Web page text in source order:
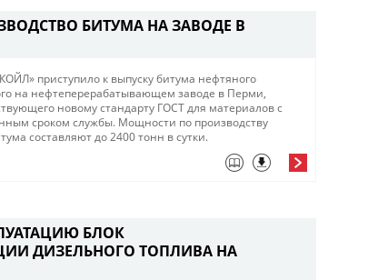
БИТУМА НА ЗАВОДЕ В
приступило к выпуску битума нефтяного
на нефтеперерабатывающем заводе в Перми,
новому стандарту ГОСТ для материалов с
сроком службы.​ Мощности по производству
составляют до 2400 тонн в сутки.​
БЛОК
ДИЗЕЛЬНОГО ТОПЛИВА НА